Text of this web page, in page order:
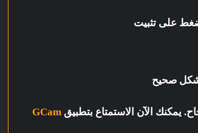
على تثبيت
صحيح
يمكنك الآن الاستمتاع بتطبيق GCam